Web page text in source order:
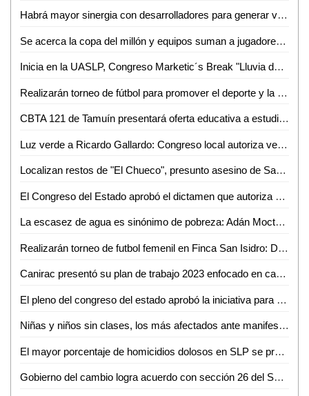
Habrá mayor sinergia con desarrolladores para generar vivienda de calidad en SLP: STPS
Se acerca la copa del millón y equipos suman a jugadores profesionales retirados a sus filas
Inicia en la UASLP, Congreso Marketic´s Break "Lluvia de ideas en el desierto"
Realizarán torneo de fútbol para promover el deporte y la educación con premios en efectivo
CBTA 121 de Tamuín presentará oferta educativa a estudiantes de secundarias y telesecundarias del municipio
Luz verde a Ricardo Gallardo: Congreso local autoriza venta de terrenos Ford
Localizan restos de "El Chueco", presunto asesino de Sacerdotes Jesuitas en Chihuahua: AMLO
El Congreso del Estado aprobó el dictamen que autoriza enajenar el inmueble dentro del parque WTC2 industrial del municipio de Villa de Reyes
La escasez de agua es sinónimo de pobreza: Adán Moctezuma
Realizarán torneo de futbol femenil en Finca San Isidro: Daniela González
Canirac presentó su plan de trabajo 2023 enfocado en capacitación, gestoría y reformas de ley
El pleno del congreso del estado aprobó la iniciativa para reformar la ley de los derechos de niñas, niños y adolescentes del estado
Niñas y niños sin clases, los más afectados ante manifestaciones
El mayor porcentaje de homicidios dolosos en SLP se presenta entre miembros de grupos delincuenciales: VSE
Gobierno del cambio logra acuerdo con sección 26 del SNTE